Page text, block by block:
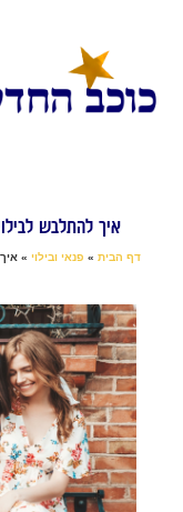
איך להתלבש לבילוי עם חברות?
דף הבית » פנאי ובילוי »איך